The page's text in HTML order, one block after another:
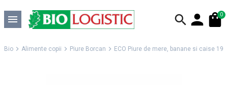
0
Bio Alimente copii Piure Borcan ECO Piure de mere, banane si caise